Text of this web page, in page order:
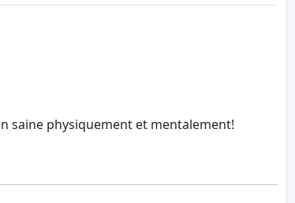
saine physiquement et mentalement!